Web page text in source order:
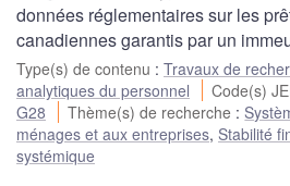
données réglementaires sur les
canadiennes garantis par un
Type(s) de contenu : Travaux de
analytiques du personnel
Code(s)
G28
Thème(s) de recherche :
ménages et aux entreprises, Stabilité
systémique